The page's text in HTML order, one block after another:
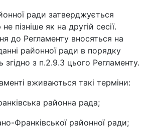
ради затверджується
пізніше як на другій сесії.
до Регламенту вносяться на
районної ради в порядку
згідно з п.2.9.3 цього Регламенту.
вживаються такі терміни:
районна рада;
Франківської районної ради;